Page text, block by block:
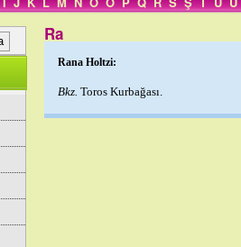
Ra
Rana Holtzi:
Bkz. Toros Kurbağası.